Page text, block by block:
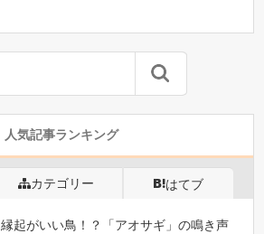
人気記事ランキング
カテゴリー はてブ
縁起がいい鳥！？「アオサギ」の鳴き声